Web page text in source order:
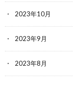
2023年10月
2023年9月
2023年8月